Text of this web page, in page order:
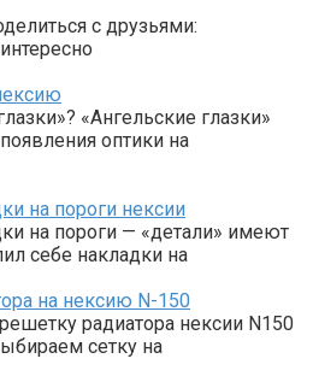
с друзьями:
«Ангельские глазки»
оптики на
на пороги нексии
на пороги — «детали» имеют
себе накладки на
на нексию N-150
радиатора нексии N150
сетку на